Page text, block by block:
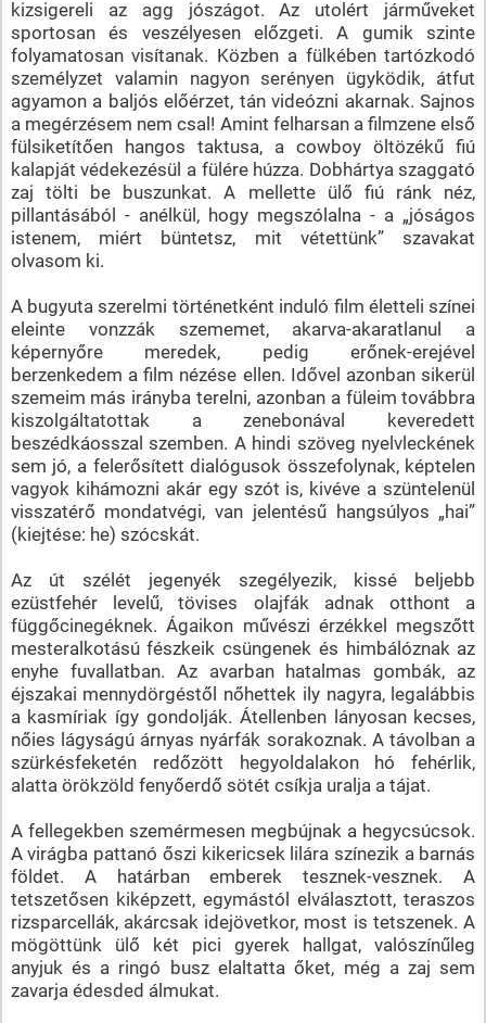
kizsigereli az agg jószágot. Az utolért járműveket
sportosan és veszélyesen előzgeti. A gumik szinte
folyamatosan visítanak. Közben a fülkében tartózkodó
személyzet valamin nagyon serényen ügyködik, átfut
agyamon a baljós előérzet, tán videózni akarnak. Sajnos
a megérzésem nem csal! Amint felharsan a filmzene első
fülsiketítően hangos taktusa, a cowboy öltözékű fiú
kalapját védekezésül a fülére húzza. Dobhártya szaggató
zaj tölti be buszunkat. A mellette ülő fiú ránk néz,
pillantásából - anélkül, hogy megszólalna - a „jóságos
istenem, miért büntetsz, mit vétettünk” szavakat
olvasom ki.
A bugyuta szerelmi történetként induló film életteli színei
eleinte vonzzák szememet, akarva-akaratlanul a
képernyőre meredek, pedig erőnek-erejével
berzenkedem a film nézése ellen. Idővel azonban sikerül
szemeim más irányba terelni, azonban a füleim továbbra
kiszolgáltatottak a zenebonával keveredett
beszédkáosszal szemben. A hindi szöveg nyelvleckének
sem jó, a felerősített dialógusok összefolynak, képtelen
vagyok kihámozni akár egy szót is, kivéve a szüntelenül
visszatérő mondatvégi, van jelentésű hangsúlyos „hai”
(kiejtése: he) szócskát.
Az út szélét jegenyék szegélyezik, kissé beljebb
ezüstfehér levelű, tövises olajfák adnak otthont a
függőcinegéknek. Ágaikon művészi érzékkel megszőtt
mesteralkotású fészkeik csüngenek és himbálóznak az
enyhe fuvallatban. Az avarban hatalmas gombák, az
éjszakai mennydörgéstől nőhettek ily nagyra, legalábbis
a kasmíriak így gondolják. Átellenben lányosan kecses,
nőies lágyságú árnyas nyárfák sorakoznak. A távolban a
szürkésfeketén redőzött hegyoldalakon hó fehérlik,
alatta örökzöld fenyőerdő sötét csíkja uralja a tájat.
A fellegekben szemérmesen megbújnak a hegycsúcsok.
A virágba pattanó őszi kikericsek lilára színezik a barnás
földet. A határban emberek tesznek-vesznek. A
tetszetősen kiképzett, egymástól elválasztott, teraszos
rizsparcellák, akárcsak idejövetkor, most is tetszenek. A
mögöttünk ülő két pici gyerek hallgat, valószínűleg
anyjuk és a ringó busz elaltatta őket, még a zaj sem
zavarja édesded álmukat.